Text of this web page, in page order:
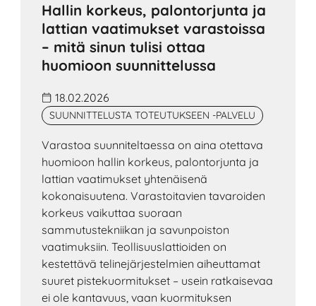
Hallin korkeus, palontorjunta ja
lattian vaatimukset varastoissa
– mitä sinun tulisi ottaa
huomioon suunnittelussa
18.02.2026
SUUNNITTELUSTA TOTEUTUKSEEN -PALVELU
Varastoa suunniteltaessa on aina otettava
huomioon hallin korkeus, palontorjunta ja
lattian vaatimukset yhtenäisenä
kokonaisuutena. Varastoitavien tavaroiden
korkeus vaikuttaa suoraan
sammutustekniikan ja savunpoiston
vaatimuksiin. Teollisuuslattioiden on
kestettävä telinejärjestelmien aiheuttamat
suuret pistekuormitukset – usein ratkaisevaa
ei ole kantavuus, vaan kuormituksen